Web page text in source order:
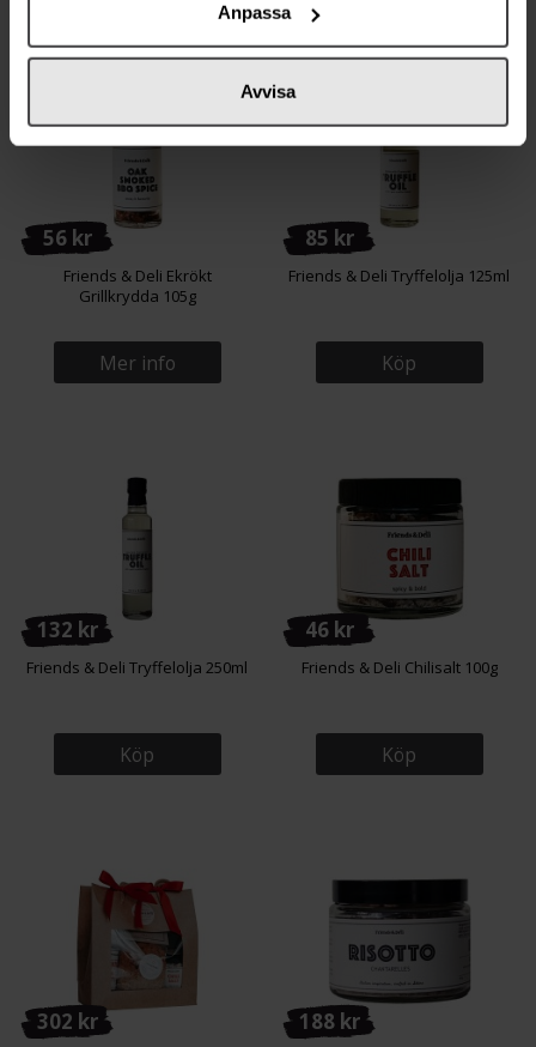
Anpassa
Avvisa
56 kr
Friends & Deli Ekrökt
Grillkrydda 105g
Mer info
85 kr
Friends & Deli Tryffelolja 125ml
Köp
132 kr
Friends & Deli Tryffelolja 250ml
Köp
46 kr
Friends & Deli Chilisalt 100g
Köp
302 kr 188 kr